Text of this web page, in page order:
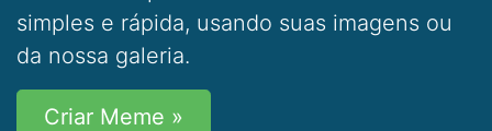
simples e rápida, usando suas imagens ou
da nossa galeria.
Criar Meme »